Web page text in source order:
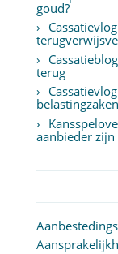
goud?
terug
aanbieder